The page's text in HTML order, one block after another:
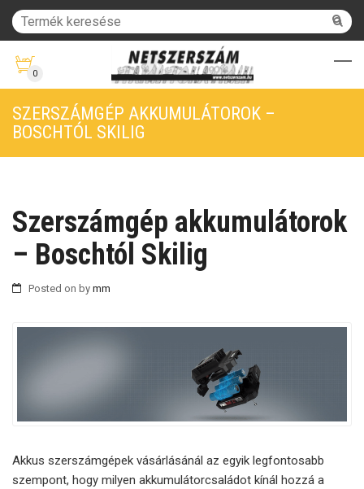
0
SZERSZÁMGÉP AKKUMULÁTOROK –
BOSCHTÓL SKILIG
Szerszámgép akkumulátorok
– Boschtól Skilig
Posted on by mm
Akkus szerszámgépek vásárlásánál az egyik legfontosabb
szempont, hogy milyen akkumulátorcsaládot kínál hozzá a